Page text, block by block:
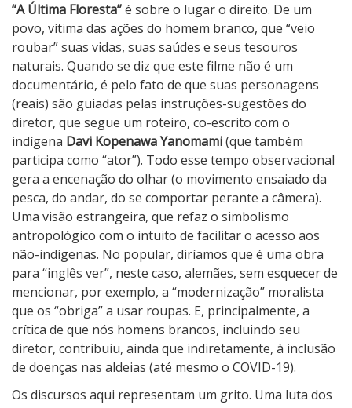
“A Última Floresta”é sobre o lugar o direito. De um
povo, vítima das ações do homem branco, que “veio
roubar” suas vidas, suas saúdes e seus tesouros
naturais. Quando se diz que este filme não é um
documentário, é pelo fato de que suas personagens
(reais) são guiadas pelas instruções-sugestões do
diretor, que segue um roteiro, co-escrito com o
indígena Davi Kopenawa Yanomami(que também
participa como “ator”). Todo esse tempo observacional
gera a encenação do olhar (o movimento ensaiado da
pesca, do andar, do se comportar perante a câmera).
Uma visão estrangeira, que refaz o simbolismo
antropológico com o intuito de facilitar o acesso aos
não-indígenas. No popular, diríamos que é uma obra
para “inglês ver”, neste caso, alemães, sem esquecer de
mencionar, por exemplo, a “modernização” moralista
que os “obriga” a usar roupas. E, principalmente, a
crítica de que nós homens brancos, incluindo seu
diretor, contribuiu, ainda que indiretamente, à inclusão
de doenças nas aldeias (até mesmo o COVID-19).
Os discursos aqui representam um grito. Uma luta dos